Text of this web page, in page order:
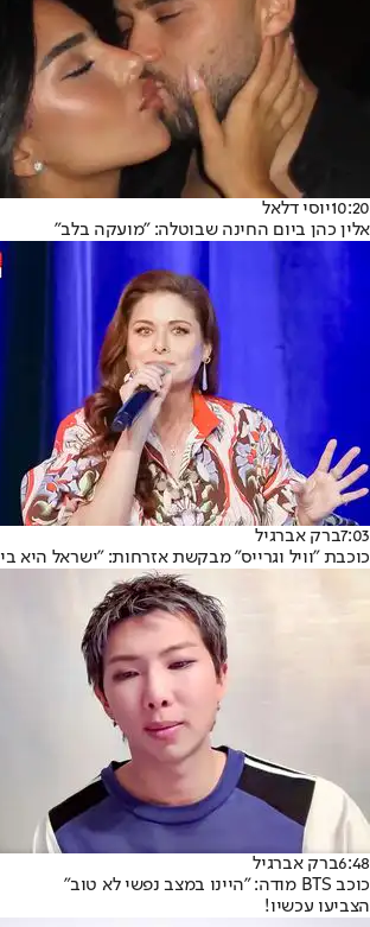
10:20יוסי דלאל
אלין כהן ביום החינה שבוטלה: "מועקה בלב"
7:03ברק אברגיל
כוכבת "וויל וגרייס" מבקשת אזרחות: "ישראל היא
6:48ברק אברגיל
כוכב BTS מודה: "היינו במצב נפשי לא טוב"
הצביעו עכשיו!